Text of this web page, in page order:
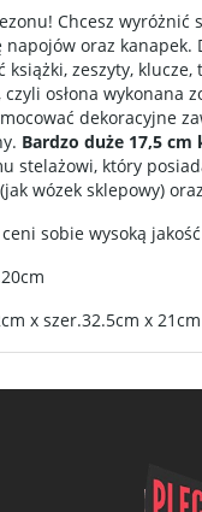
Chcesz wyróżnić
oraz
zeszyty,
osłona wykonana
dekoracyjne
Bardzo duże 17,5 cm
stelażowi, który
wózek sklepowy)
sobie wysoką
x szer.32.5cm x 21cm